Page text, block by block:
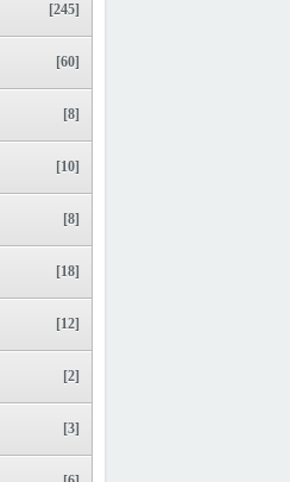
[245]
[60]
[8]
[10]
[8]
[18]
[12]
[2]
[3]